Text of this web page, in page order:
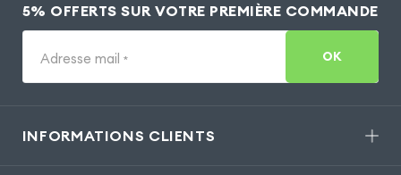
5% OFFERTS SUR VOTRE PREMIÈRE COMMANDE
Adresse mail * OK
INFORMATIONS CLIENTS